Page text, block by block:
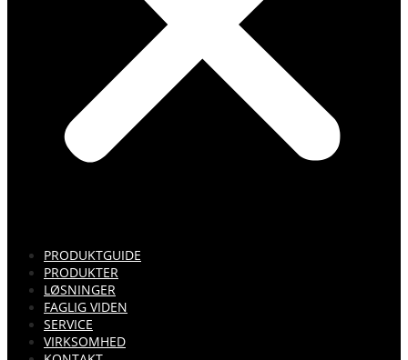
PRODUKTGUIDE
PRODUKTER
LØSNINGER
FAGLIG VIDEN
SERVICE
VIRKSOMHED